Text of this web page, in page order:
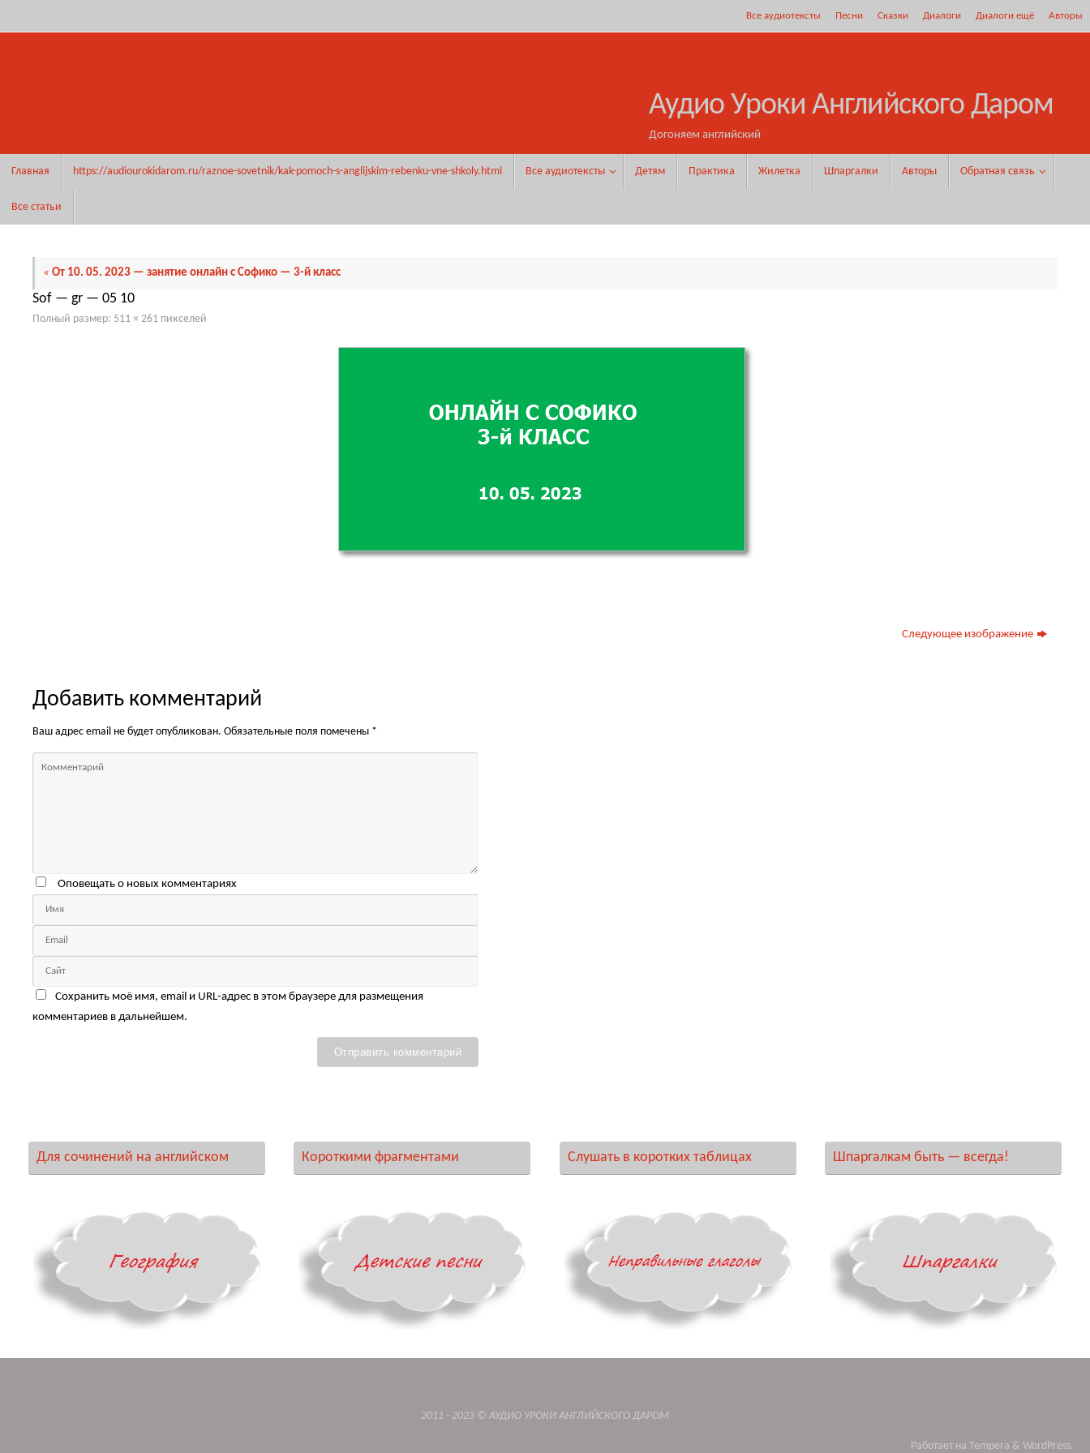
к
Все аудиотексты Песни Сказки Диалоги Диалоги ещё Авторы
Аудио Уроки Английского Даром
Догоняем английский
Главная https://audiourokidarom.ru/raznoe-sovetnik/kak-pomoch-s-anglijskim-rebenku-vne-shkoly.html Все аудиотексты Детям Практика Жилетка Шпаргалки Авторы Обратная связь
Все статьи
« От 10. 05. 2023 — занятие онлайн с Софико — 3-й класс
Sof — gr — 05 10
Полный размер: 511 × 261 пикселей
Следующее изображение
Добавить комментарий
Ваш адрес email не будет опубликован. Обязательные поля помечены *
Оповещать о новых комментариях
Сохранить моё имя, email и URL-адрес в этом браузере для размещения
комментариев в дальнейшем.
Для сочинений на английском Короткими фрагментами Слушать в коротких таблицах Шпаргалкам быть — всегда!
2011 - 2023 © АУДИО УРОКИ АНГЛИЙСКОГО ДАРОМ
Работает на Tempera & WordPress.